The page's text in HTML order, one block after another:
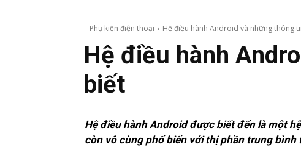
Phụ kiện điện thoại Hệ điều hành Android và những thông
Hệ điều hành
biết
Hệ điều hành Android được biết đến là một
còn vô cùng phổ biến với thị phần trung